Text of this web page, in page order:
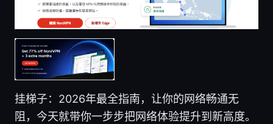
挂梯子：2026年最全指南，让你的网络畅通无
阻，今天就带你一步步把网络体验提升到新高度。